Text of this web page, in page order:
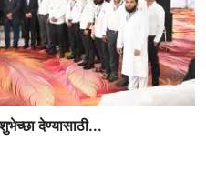
देण्यासाठी...